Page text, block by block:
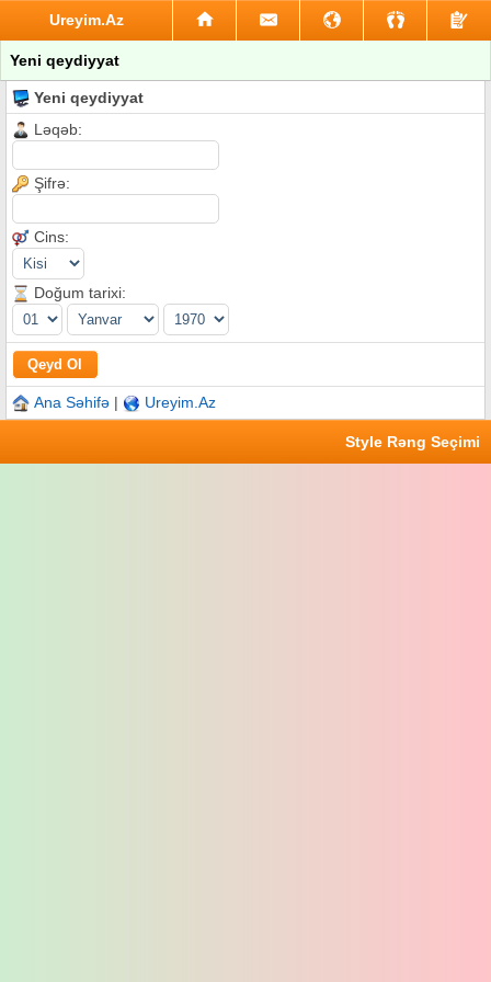
Ureyim.Az
Yeni qeydiyyat
Yeni qeydiyyat
Ləqəb:
Şifrə:
Cins:
Doğum tarixi:
Ana Səhifə | Ureyim.Az
Style Rəng Seçimi